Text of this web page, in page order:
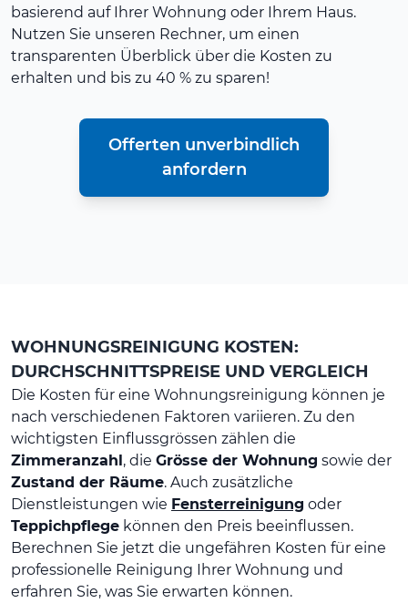
basierend auf Ihrer Wohnung oder Ihrem Haus.
Nutzen Sie unseren Rechner, um einen
transparenten Überblick über die Kosten zu
erhalten und bis zu 40 % zu sparen!
Offerten unverbindlich
anfordern
WOHNUNGSREINIGUNG KOSTEN:
DURCHSCHNITTSPREISE UND VERGLEICH
Die Kosten für eine Wohnungsreinigung können je
nach verschiedenen Faktoren variieren. Zu den
wichtigsten Einflussgrössen zählen die
Zimmeranzahl, die Grösse der Wohnung sowie der
Zustand der Räume. Auch zusätzliche
Dienstleistungen wie Fensterreinigung oder
Teppichpflege können den Preis beeinflussen.
Berechnen Sie jetzt die ungefähren Kosten für eine
professionelle Reinigung Ihrer Wohnung und
erfahren Sie, was Sie erwarten können.